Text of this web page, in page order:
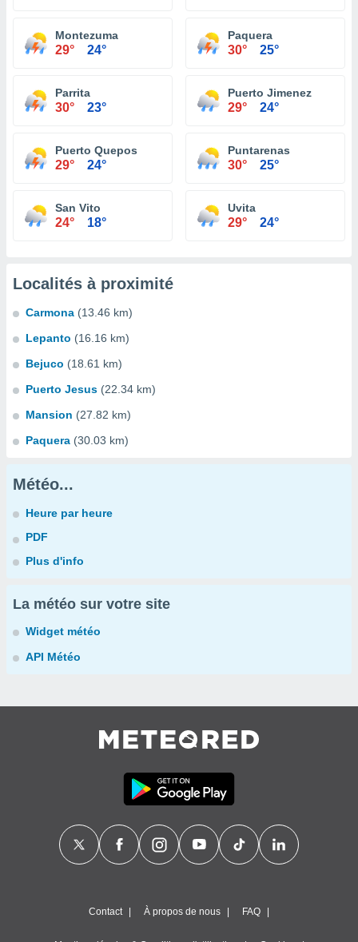
Montezuma
29° 24°
Paquera
30° 25°
Parrita
30° 23°
Puerto Jimenez
29° 24°
Puerto Quepos
29° 24°
Puntarenas
30° 25°
San Vito
24° 18°
Uvita
29° 24°
Localités à proximité
Carmona (13.46 km)
Lepanto (16.16 km)
Bejuco (18.61 km)
Puerto Jesus (22.34 km)
Mansion (27.82 km)
Paquera (30.03 km)
Météo...
Heure par heure
PDF
Plus d'info
La météo sur votre site
Widget météo
API Météo
Contact À propos de nous FAQ